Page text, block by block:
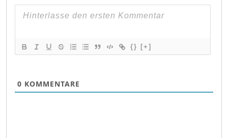
{} [+]
0 KOMMENTARE